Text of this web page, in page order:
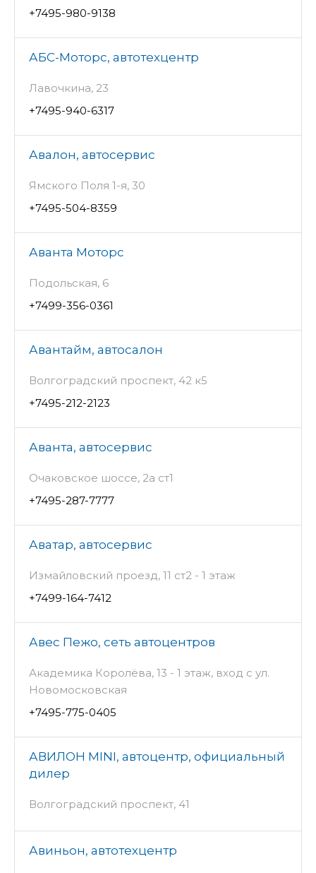
+7495-980-9138
АБС-Моторс, автотехцентр
Лавочкина, 23
+7495-940-6317
Авалон, автосервис
Ямского Поля 1-я, 30
+7495-504-8359
Аванта Моторс
Подольская, 6
+7499-356-0361
Авантайм, автосалон
Волгоградский проспект, 42 к5
+7495-212-2123
Аванта, автосервис
Очаковское шоссе, 2а ст1
+7495-287-7777
Аватар, автосервис
Измайловский проезд, 11 ст2 - 1 этаж
+7499-164-7412
Авес Пежо, сеть автоцентров
Академика Королёва, 13 - 1 этаж, вход с ул.
Новомосковская
+7495-775-0405
АВИЛОН MINI, автоцентр, официальный
дилер
Волгоградский проспект, 41
Авиньон, автотехцентр